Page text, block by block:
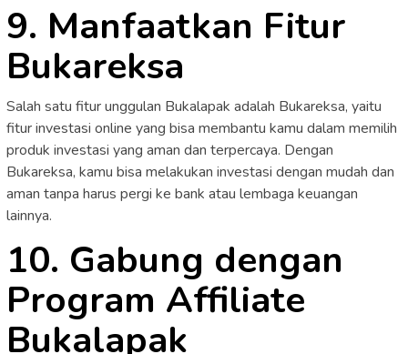
9. Manfaatkan Fitur
Bukareksa
Salah satu fitur unggulan Bukalapak adalah Bukareksa, yaitu
fitur investasi online yang bisa membantu kamu dalam memilih
produk investasi yang aman dan terpercaya. Dengan
Bukareksa, kamu bisa melakukan investasi dengan mudah dan
aman tanpa harus pergi ke bank atau lembaga keuangan
lainnya.
10. Gabung dengan
Program Affiliate
Bukalapak